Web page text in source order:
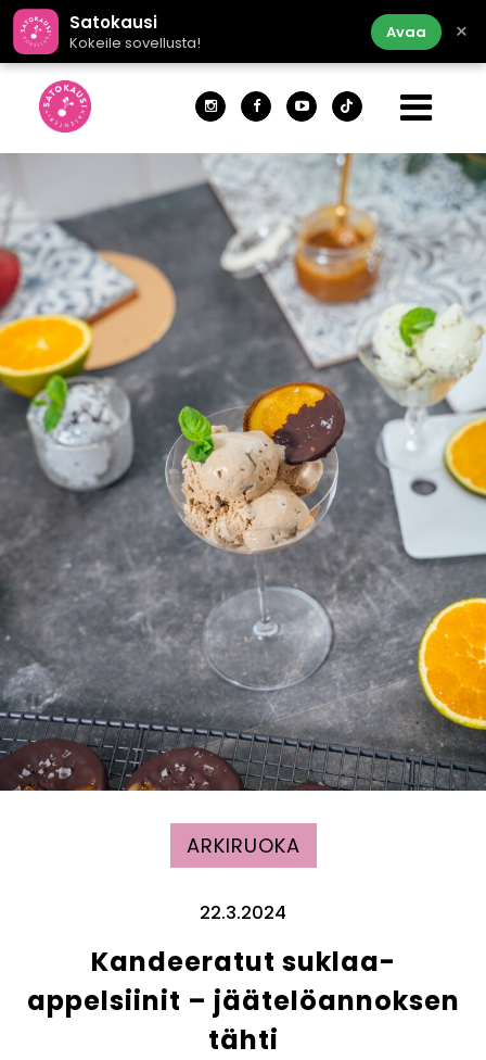
Satokausi
Kokeile sovellusta!
Avaa ×
ARKIRUOKA
22.3.2024
Kandeeratut suklaa-
appelsiinit – jäätelöannoksen
tähti